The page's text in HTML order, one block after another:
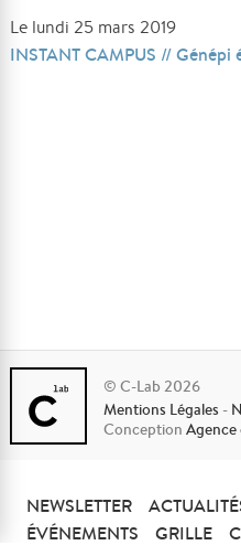
Le lundi 25 mars 2019
INSTANT CAMPUS // Génépi
© C-Lab 2026
Mentions Légales -
ConceptionAgence
NEWSLETTER
ÉVÉNEMENTS
GRILLE